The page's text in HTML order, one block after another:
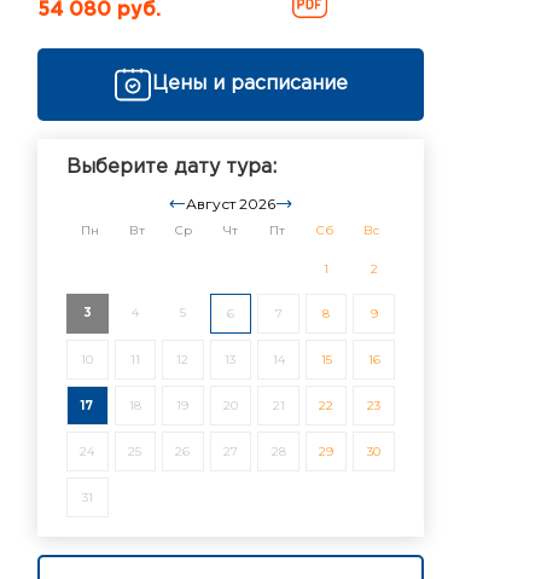
54 080 руб.
Цены и расписание
Выберите дату тура:
Август 2026
Пн Вт Ср Чт Пт Сб Вс
1 2
3 4 5 6 7 8 9
10 11 12 13 14 15 16
17 18 19 20 21 22 23
24 25 26 27 28 29 30
31